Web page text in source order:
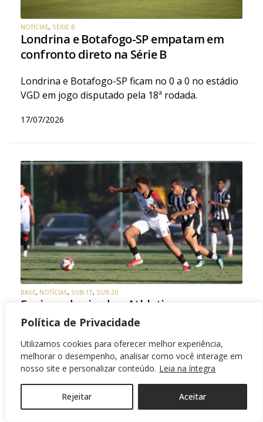
Política de Privacidade
Utilizamos cookies para oferecer melhor experiência,
melhorar o desempenho, analisar como você interage em
nosso site e personalizar conteúdo. Leia na íntegra
Rejeitar Aceitar
NOTÍCIAS, SÉRIE B
Londrina e Botafogo-SP empatam em
confronto direto na Série B
Londrina e Botafogo-SP ficam no 0 a 0 no estádio
VGD em jogo disputado pela 18ª rodada.
17/07/2026
BASE, NOTÍCIAS, SUB-17, SUB-20
Em jogo de viradas, Athletico vence o
Atlético-MG pelo Brasileiro Sub-17
Furacão busca resultado no segundo tempo e
embala na competição.
16/07/2026